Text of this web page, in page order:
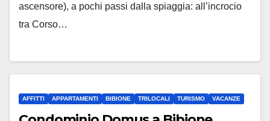
ascensore), a pochi passi dalla spiaggia: all’incrocio
tra Corso…
AFFITTI APPARTAMENTI BIBIONE TRILOCALI TURISMO VACANZE